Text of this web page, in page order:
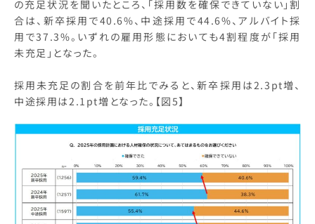
の充足状況を聞いたところ、「採用数を確保できていない」割
合は、新卒採用で40.6%、中途採用で44.6%、アルバイト採
用で37.3%。いずれの雇用形態においても4割程度が「採用
未充足」となった。
採用未充足の割合を前年比でみると、新卒採用は2.3pt増、
中途採用は2.1pt増となった。【図5】